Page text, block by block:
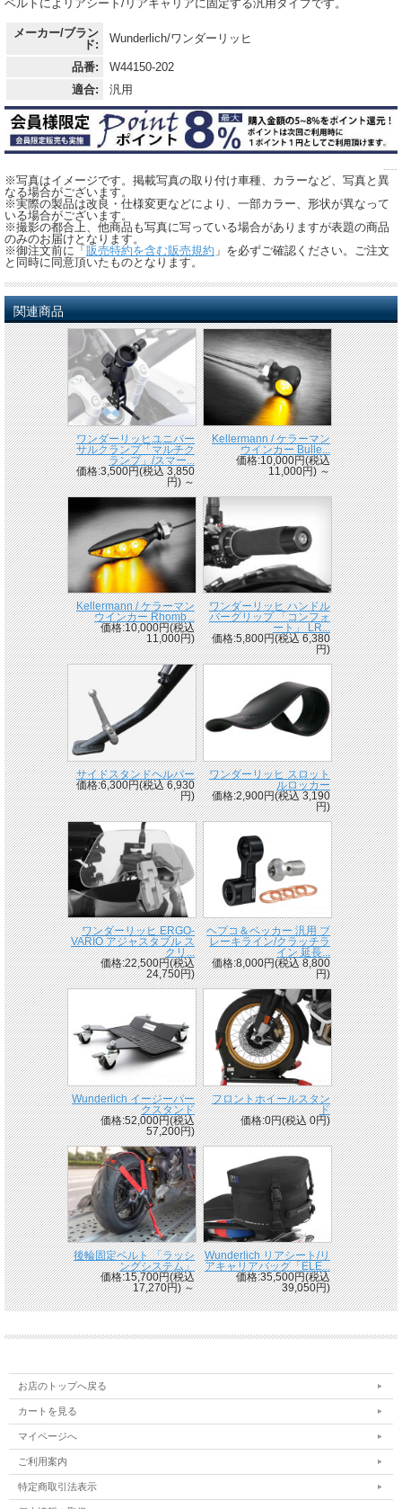
ベルトによリアシート/リアキャリアに固定する汎用タイプです。
メーカー/ブラン
ド:
Wunderlich/ワンダーリッヒ
品番:
W44150-202
適合:
汎用
----
※写真はイメージです。掲載写真の取り付け車種、カラーなど、写真と異
なる場合がございます。
※実際の製品は改良・仕様変更などにより、一部カラー、形状が異なって
いる場合がございます。
※撮影の都合上、他商品も写真に写っている場合がありますが表題の商品
のみのお届けとなります。
※御注文前に「 販売特約を含む販売規約 」を必ずご確認ください。ご注文
と同時に同意頂いたものとなります。
関連商品
ワンダーリッヒユニバー
サルクランプ「マルチク
ランプ」/スマー...
価格:3,500円(税込 3,850
円)～
Kellermann / ケラーマン
ウインカー Bulle...
価格:10,000円(税込
11,000円)～
Kellermann / ケラーマン
ウインカー Rhomb...
価格:10,000円(税込
11,000円)
ワンダーリッヒ ハンドル
バーグリップ 「コンフォ
ート」 LR...
価格:5,800円(税込 6,380
円)
サイドスタンドヘルパー
価格:6,300円(税込 6,930
円)
ワンダーリッヒ スロット
ルロッカー
価格:2,900円(税込 3,190
円)
ワンダーリッヒ ERGO-
VARIO アジャスタブル ス
クリ...
価格:22,500円(税込
24,750円)
ヘプコ＆ベッカー 汎用 ブ
レーキライン/クラッチラ
イン 延長...
価格:8,000円(税込 8,800
円)
Wunderlich イージーパー
クスタンド
価格:52,000円(税込
57,200円)
フロントホイールスタン
ド
価格:0円(税込 0円)
後輪固定ベルト 「ラッシ
ングシステム」
価格:15,700円(税込
17,270円)～
Wunderlich リアシート/リ
アキャリアバッグ「ELE...
価格:35,500円(税込
39,050円)
お店のトップへ戻る
カートを見る
マイページへ
ご利用案内
特定商取引法表示